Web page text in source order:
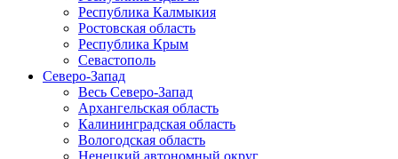
Республика Калмыкия
Ростовская область
Республика Крым
Севастополь
Северо-Запад
Весь Северо-Запад
Архангельская область
Калининградская область
Вологодская область
Ненецкий автономный округ